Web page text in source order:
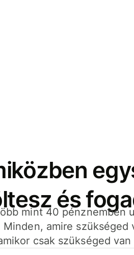
és
mint 40 pénznemben
amire szükséged
csak szükséged van